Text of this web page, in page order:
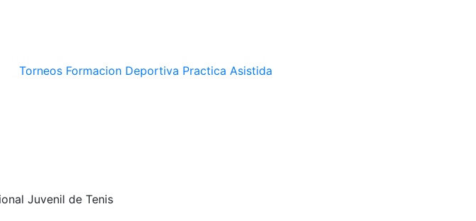
Torneos Formacion Deportiva Practica Asistida
Juvenil de Tenis